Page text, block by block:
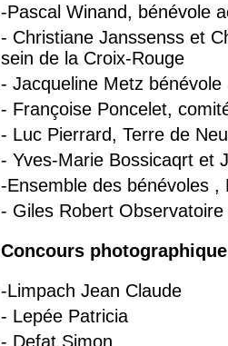
-Pascal Winand, bénévole
- Christiane Janssenss et
sein de la Croix-Rouge
- Jacqueline Metz
- Françoise Poncelet,
- Luc Pierrard, Terre de
- Yves-Marie Bossicaqrt et
-Ensemble des bénévoles
- Giles Robert
Concours photographique
-Limpach Jean Claude
- Lepée Patricia
- Defat Simon